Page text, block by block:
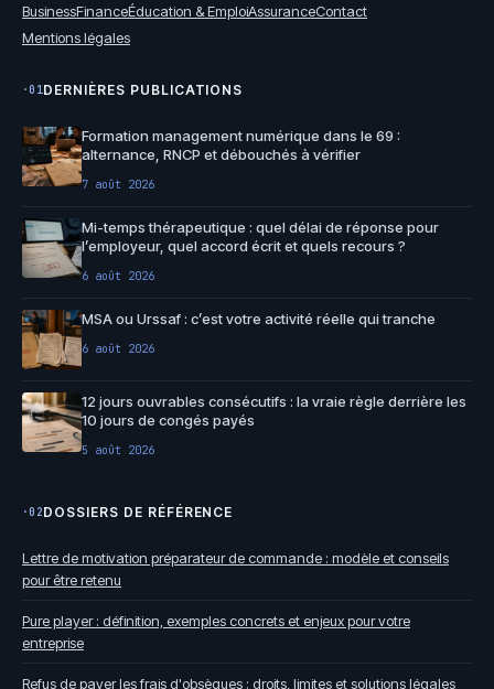
BusinessFinanceÉducation & EmploiAssuranceContact
Mentions légales
·01DERNIÈRES PUBLICATIONS
Formation management numérique dans le 69 :
alternance, RNCP et débouchés à vérifier
7 août 2026
Mi-temps thérapeutique : quel délai de réponse pour
l’employeur, quel accord écrit et quels recours ?
6 août 2026
MSA ou Urssaf : c’est votre activité réelle qui tranche
6 août 2026
12 jours ouvrables consécutifs : la vraie règle derrière les
10 jours de congés payés
5 août 2026
·02DOSSIERS DE RÉFÉRENCE
Lettre de motivation préparateur de commande : modèle et conseils
pour être retenu
Pure player : définition, exemples concrets et enjeux pour votre
entreprise
Refus de payer les frais d'obsèques : droits, limites et solutions légales